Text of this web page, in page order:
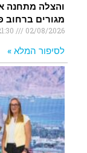
והצלה מתחנה
מגורים ברחוב פארן 616
02/08/2026
לסיפור המלא »